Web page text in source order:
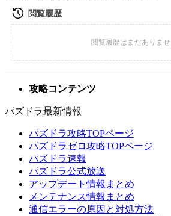
攻略コンテンツ
パズドラ最新情報
パズドラ攻略TOPページ
パズドラゼロ攻略TOPページ
パズドラ速報
パズドラ公式放送
アップデート情報まとめ
メンテナンス情報まとめ
通信エラーの原因と対処方法